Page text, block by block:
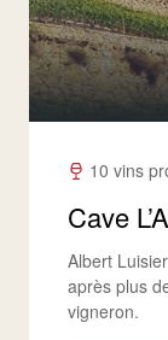
10 vins
Cave
Albert
après plus
vigneron.